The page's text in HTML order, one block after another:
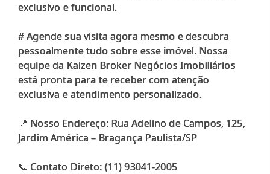
exclusivo e funcional.
# Agende sua visita agora mesmo e descubra
pessoalmente tudo sobre esse imóvel. Nossa
equipe da Kaizen Broker Negócios Imobiliários
está pronta para te receber com atenção
exclusiva e atendimento personalizado.
📍 Nosso Endereço: Rua Adelino de Campos, 125,
Jardim América – Bragança Paulista/SP
📞 Contato Direto: (11) 93041-2005